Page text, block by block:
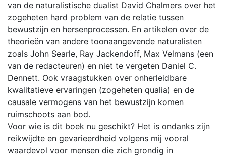
van de naturalistische dualist David Chalmers over het
zogeheten hard problem van de relatie tussen
bewustzijn en hersenprocessen. En artikelen over de
theorieën van andere toonaangevende naturalisten
zoals John Searle, Ray Jackendoff, Max Velmans (een
van de redacteuren) en niet te vergeten Daniel C.
Dennett. Ook vraagstukken over onherleidbare
kwalitatieve ervaringen (zogeheten qualia) en de
causale vermogens van het bewustzijn komen
ruimschoots aan bod.
Voor wie is dit boek nu geschikt? Het is ondanks zijn
reikwijdte en gevarieerdheid volgens mij vooral
waardevol voor mensen die zich grondig in